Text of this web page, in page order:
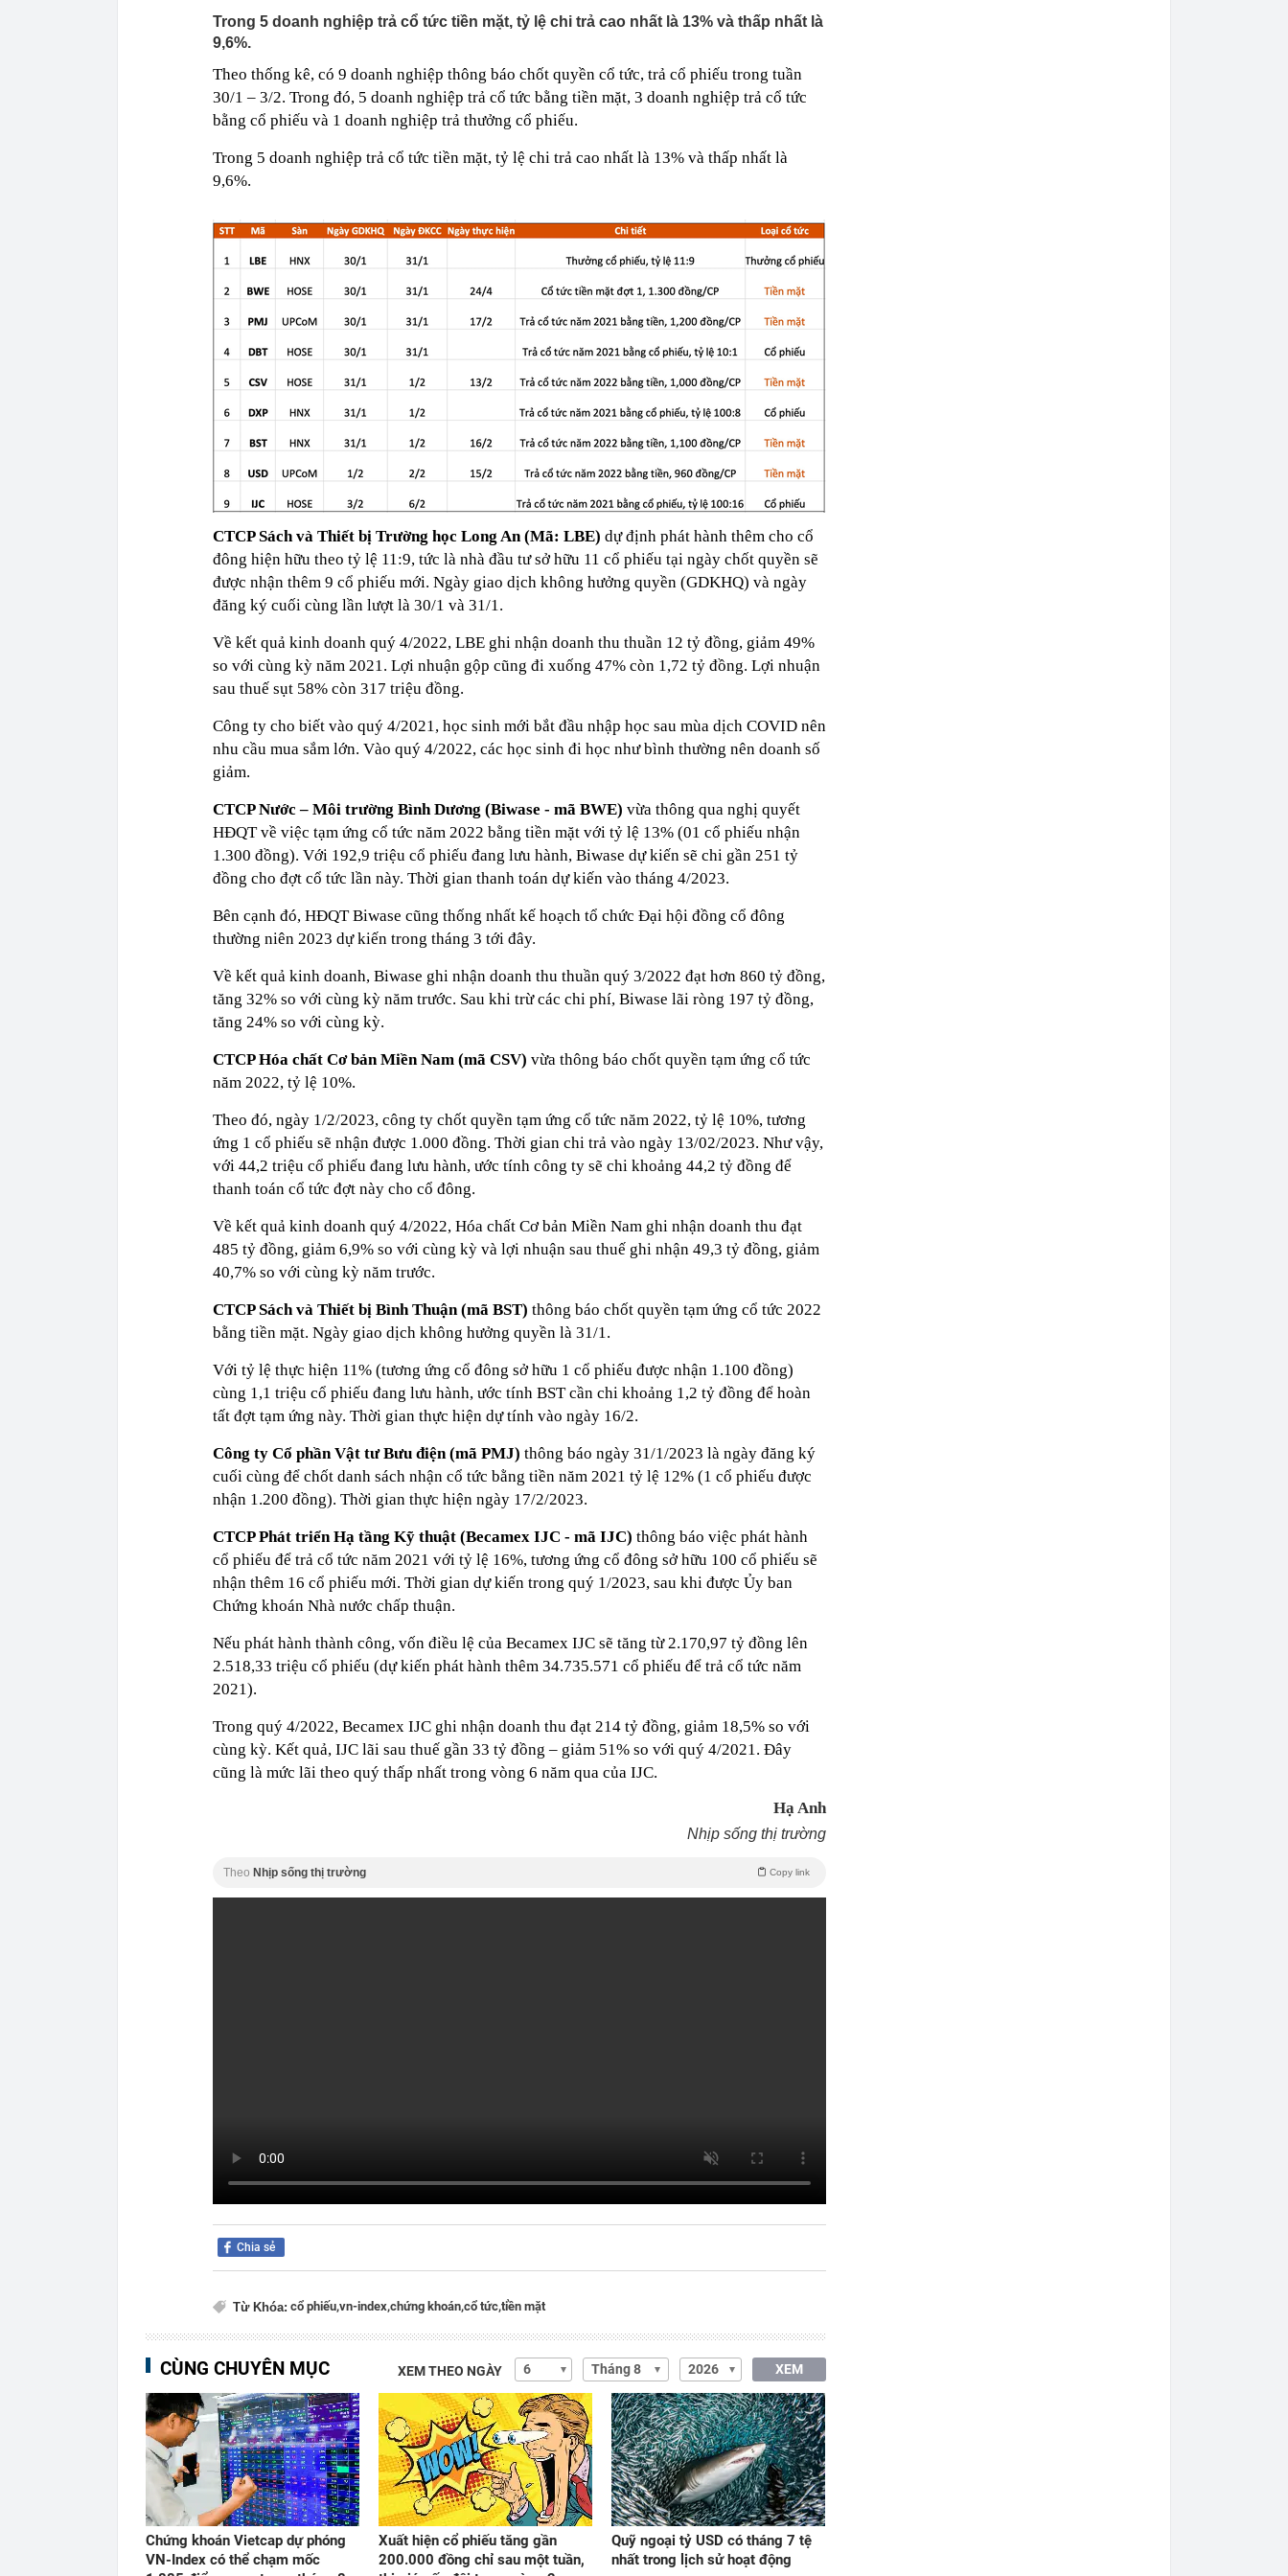
Trong 5 doanh nghiệp trả cổ tức tiền mặt, tỷ lệ chi trả cao nhất là 13% và thấp nhất là
9,6%.
Theo thống kê, có 9 doanh nghiệp thông báo chốt quyền cổ tức, trả cổ phiếu trong tuần
30/1 – 3/2. Trong đó, 5 doanh nghiệp trả cổ tức bằng tiền mặt, 3 doanh nghiệp trả cổ tức
bằng cổ phiếu và 1 doanh nghiệp trả thưởng cổ phiếu.
Trong 5 doanh nghiệp trả cổ tức tiền mặt, tỷ lệ chi trả cao nhất là 13% và thấp nhất là
9,6%.
CTCP Sách và Thiết bị Trường học Long An (Mã: LBE) dự định phát hành thêm cho cổ
đông hiện hữu theo tỷ lệ 11:9, tức là nhà đầu tư sở hữu 11 cổ phiếu tại ngày chốt quyền sẽ
được nhận thêm 9 cổ phiếu mới. Ngày giao dịch không hưởng quyền (GDKHQ) và ngày
đăng ký cuối cùng lần lượt là 30/1 và 31/1.
Về kết quả kinh doanh quý 4/2022, LBE ghi nhận doanh thu thuần 12 tỷ đồng, giảm 49%
so với cùng kỳ năm 2021. Lợi nhuận gộp cũng đi xuống 47% còn 1,72 tỷ đồng. Lợi nhuận
sau thuế sụt 58% còn 317 triệu đồng.
Công ty cho biết vào quý 4/2021, học sinh mới bắt đầu nhập học sau mùa dịch COVID nên
nhu cầu mua sắm lớn. Vào quý 4/2022, các học sinh đi học như bình thường nên doanh số
giảm.
CTCP Nước – Môi trường Bình Dương (Biwase - mã BWE) vừa thông qua nghị quyết
HĐQT về việc tạm ứng cổ tức năm 2022 bằng tiền mặt với tỷ lệ 13% (01 cổ phiếu nhận
1.300 đồng). Với 192,9 triệu cổ phiếu đang lưu hành, Biwase dự kiến sẽ chi gần 251 tỷ
đồng cho đợt cổ tức lần này. Thời gian thanh toán dự kiến vào tháng 4/2023.
Bên cạnh đó, HĐQT Biwase cũng thống nhất kế hoạch tổ chức Đại hội đồng cổ đông
thường niên 2023 dự kiến trong tháng 3 tới đây.
Về kết quả kinh doanh, Biwase ghi nhận doanh thu thuần quý 3/2022 đạt hơn 860 tỷ đồng,
tăng 32% so với cùng kỳ năm trước. Sau khi trừ các chi phí, Biwase lãi ròng 197 tỷ đồng,
tăng 24% so với cùng kỳ.
CTCP Hóa chất Cơ bản Miền Nam (mã CSV) vừa thông báo chốt quyền tạm ứng cổ tức
năm 2022, tỷ lệ 10%.
Theo đó, ngày 1/2/2023, công ty chốt quyền tạm ứng cổ tức năm 2022, tỷ lệ 10%, tương
ứng 1 cổ phiếu sẽ nhận được 1.000 đồng. Thời gian chi trả vào ngày 13/02/2023. Như vậy,
với 44,2 triệu cổ phiếu đang lưu hành, ước tính công ty sẽ chi khoảng 44,2 tỷ đồng để
thanh toán cổ tức đợt này cho cổ đông.
Về kết quả kinh doanh quý 4/2022, Hóa chất Cơ bản Miền Nam ghi nhận doanh thu đạt
485 tỷ đồng, giảm 6,9% so với cùng kỳ và lợi nhuận sau thuế ghi nhận 49,3 tỷ đồng, giảm
40,7% so với cùng kỳ năm trước.
CTCP Sách và Thiết bị Bình Thuận (mã BST) thông báo chốt quyền tạm ứng cổ tức 2022
bằng tiền mặt. Ngày giao dịch không hưởng quyền là 31/1.
Với tỷ lệ thực hiện 11% (tương ứng cổ đông sở hữu 1 cổ phiếu được nhận 1.100 đồng)
cùng 1,1 triệu cổ phiếu đang lưu hành, ước tính BST cần chi khoảng 1,2 tỷ đồng để hoàn
tất đợt tạm ứng này. Thời gian thực hiện dự tính vào ngày 16/2.
Công ty Cổ phần Vật tư Bưu điện (mã PMJ) thông báo ngày 31/1/2023 là ngày đăng ký
cuối cùng để chốt danh sách nhận cổ tức bằng tiền năm 2021 tỷ lệ 12% (1 cổ phiếu được
nhận 1.200 đồng). Thời gian thực hiện ngày 17/2/2023.
CTCP Phát triển Hạ tầng Kỹ thuật (Becamex IJC - mã IJC) thông báo việc phát hành
cổ phiếu để trả cổ tức năm 2021 với tỷ lệ 16%, tương ứng cổ đông sở hữu 100 cổ phiếu sẽ
nhận thêm 16 cổ phiếu mới. Thời gian dự kiến trong quý 1/2023, sau khi được Ủy ban
Chứng khoán Nhà nước chấp thuận.
Nếu phát hành thành công, vốn điều lệ của Becamex IJC sẽ tăng từ 2.170,97 tỷ đồng lên
2.518,33 triệu cổ phiếu (dự kiến phát hành thêm 34.735.571 cổ phiếu để trả cổ tức năm
2021).
Trong quý 4/2022, Becamex IJC ghi nhận doanh thu đạt 214 tỷ đồng, giảm 18,5% so với
cùng kỳ. Kết quả, IJC lãi sau thuế gần 33 tỷ đồng – giảm 51% so với quý 4/2021. Đây
cũng là mức lãi theo quý thấp nhất trong vòng 6 năm qua của IJC.
Hạ Anh
Nhịp sống thị trường
Theo Nhịp sống thị trường Copy link
Chia sẻ
Từ Khóa: cổ phiếu,vn-index,chứng khoán,cổ tức,tiền mặt
CÙNG CHUYÊN MỤC XEM THEO NGÀY XEM
Chứng khoán Vietcap dự phóng
VN-Index có thể chạm mốc
Xuất hiện cổ phiếu tăng gần
200.000 đồng chỉ sau một tuần,
Quỹ ngoại tỷ USD có tháng 7 tệ
nhất trong lịch sử hoạt động